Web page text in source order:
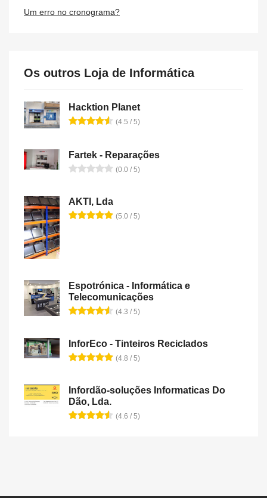
Um erro no cronograma?
Os outros Loja de Informática
Hacktion Planet
(4.5 / 5)
Fartek - Reparações
(0.0 / 5)
AKTI, Lda
(5.0 / 5)
Espotrónica - Informática e
Telecomunicações
(4.3 / 5)
InforEco - Tinteiros Reciclados
(4.8 / 5)
Infordão-soluções Informaticas Do
Dão, Lda.
(4.6 / 5)